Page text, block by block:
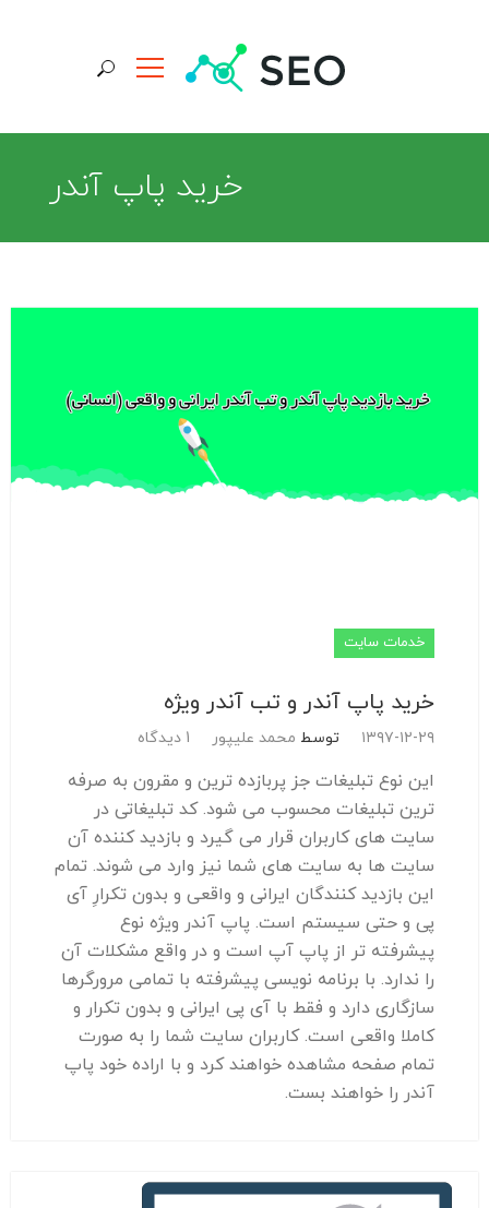
جستجو برای:
خرید پاپ آندر
خدمات سایت
خرید پاپ آندر و تب آندر ویژه
۱۳۹۷-۱۲-۲۹ توسط محمد علیپور 1 دیدگاه
این نوع تبلیغات جز پربازده ترین و مقرون به صرفه
ترین تبلیغات محسوب می شود. کد تبلیغاتی در
سایت های کاربران قرار می گیرد و بازدید کننده آن
سایت ها به سایت های شما نیز وارد می شوند. تمام
این بازدید کنندگان ایرانی و واقعی و بدون تکرارِ آی
پی و حتی سیستم است. پاپ آندر ویژه نوع
پیشرفته تر از پاپ آپ است و در واقع مشکلات آن
را ندارد. با برنامه نویسی پیشرفته با تمامی مرورگرها
سازگاری دارد و فقط با آی پی ایرانی و بدون تکرار و
کاملا واقعی است. کاربران سایت شما را به صورت
تمام صفحه مشاهده خواهند کرد و با اراده خود پاپ
آندر را خواهند بست.